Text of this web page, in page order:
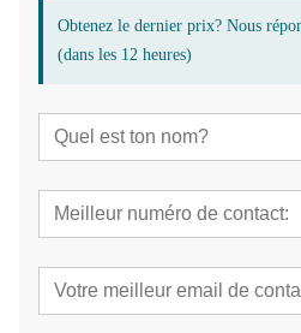
Obtenez le dernier prix? Nous
(dans les 12 heures)